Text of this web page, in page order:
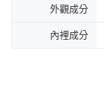
外觀成分
內裡成分